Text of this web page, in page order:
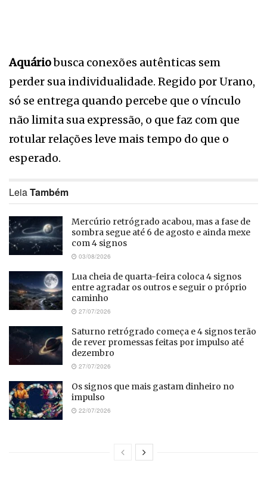
Aquáriobusca conexões autênticas sem
perder sua individualidade. Regido por Urano,
só se entrega quando percebe que o vínculo
não limita sua expressão, o que faz com que
rotular relações leve mais tempo do que o
esperado.
LeiaTambém
Mercúrio retrógrado acabou, mas a fase de
sombra segue até 6 de agosto e ainda mexe
com 4 signos
03/08/2026
Lua cheia de quarta-feira coloca 4 signos
entre agradar os outros e seguir o próprio
caminho
27/07/2026
Saturno retrógrado começa e 4 signos terão
de rever promessas feitas por impulso até
dezembro
27/07/2026
Os signos que mais gastam dinheiro no
impulso
22/07/2026